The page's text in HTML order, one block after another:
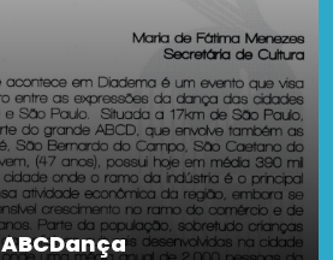
ABCDança